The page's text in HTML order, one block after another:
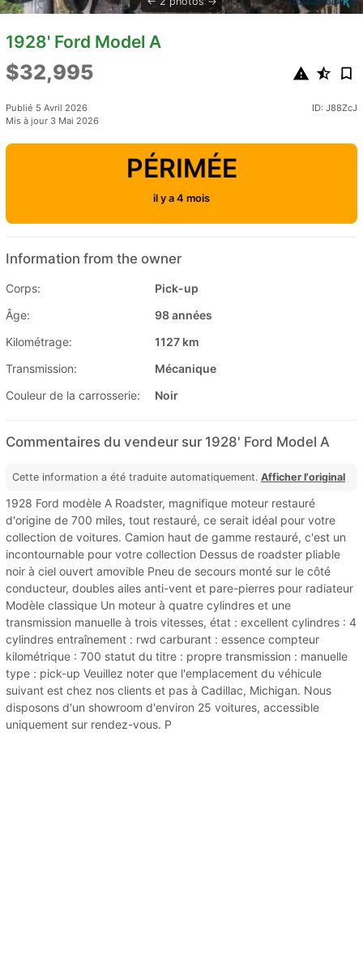
1928' Ford Model A
$32,995
Publié 5 Avril 2026
Mis à jour 3 Mai 2026
ID: J88ZcJ
PÉRIMÉE
il y a 4 mois
Information from the owner
Corps:
Pick-up
Âge:
98 années
Kilométrage:
1127 km
Transmission:
Mécanique
Couleur de la carrosserie:
Noir
Commentaires du vendeur sur 1928' Ford Model A
Cette information a été traduite automatiquement. Afficher l'original
1928 Ford modèle A Roadster, magnifique moteur restauré
d'origine de 700 miles, tout restauré, ce serait idéal pour votre
collection de voitures. Camion haut de gamme restauré, c'est un
incontournable pour votre collection Dessus de roadster pliable
noir à ciel ouvert amovible Pneu de secours monté sur le côté
conducteur, doubles ailes anti-vent et pare-pierres pour radiateur
Modèle classique Un moteur à quatre cylindres et une
transmission manuelle à trois vitesses, état : excellent cylindres : 4
cylindres entraînement : rwd carburant : essence compteur
kilométrique : 700 statut du titre : propre transmission : manuelle
type : pick-up Veuillez noter que l'emplacement du véhicule
suivant est chez nos clients et pas à Cadillac, Michigan. Nous
disposons d'un showroom d'environ 25 voitures, accessible
uniquement sur rendez-vous. P